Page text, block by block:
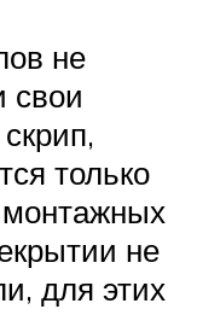
не
свои
только
не
для этих